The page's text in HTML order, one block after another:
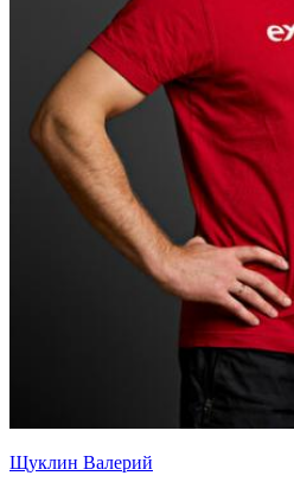
Щуклин Валерий